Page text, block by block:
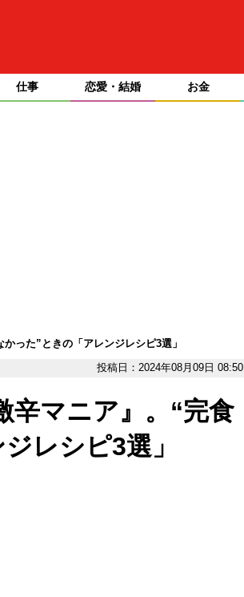
仕事 恋愛・結婚 お金
った”ときの「アレンジレシピ3選」
投稿日：2024年08月09日 08:50
辛マニア』。“完食
レシピ3選」